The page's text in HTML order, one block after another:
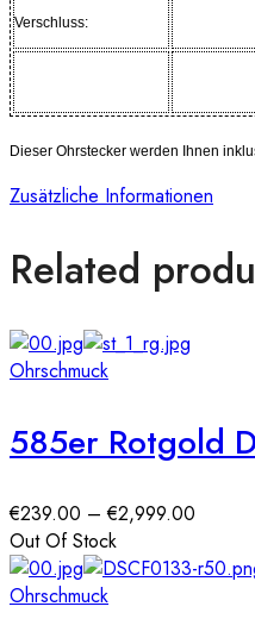
Verschluss:
Dieser Ohrstecker werden Ihnen
Zusätzliche Informationen
Related
Ohrschmuck
585er Rotgold
€239.00 –€2,999.00
bis
Out Of Stock
Ohrschmuck